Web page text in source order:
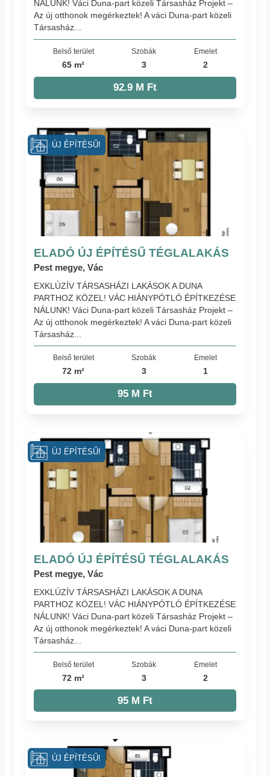
NÁLUNK! Váci Duna-part közeli Társasház Projekt –
Az új otthonok megérkeztek! A váci Duna-part közeli
Társasház...
Belső terület
65 m²
Szobák
3
Emelet
2
92.9 M Ft
ELADÓ ÚJ ÉPÍTÉSŰ TÉGLALAKÁS
Pest megye, Vác
EXKLÚZÍV TÁRSASHÁZI LAKÁSOK A DUNA
PARTHOZ KÖZEL! VÁC HIÁNYPÓTLÓ ÉPÍTKEZÉSE
NÁLUNK! Váci Duna-part közeli Társasház Projekt –
Az új otthonok megérkeztek! A váci Duna-part közeli
Társasház...
Belső terület
72 m²
Szobák
3
Emelet
1
95 M Ft
ÚJ ÉPÍTÉSŰ!
ELADÓ ÚJ ÉPÍTÉSŰ TÉGLALAKÁS
Pest megye, Vác
EXKLÚZÍV TÁRSASHÁZI LAKÁSOK A DUNA
PARTHOZ KÖZEL! VÁC HIÁNYPÓTLÓ ÉPÍTKEZÉSE
NÁLUNK! Váci Duna-part közeli Társasház Projekt –
Az új otthonok megérkeztek! A váci Duna-part közeli
Társasház...
Belső terület
72 m²
Szobák
3
Emelet
2
95 M Ft
ÚJ ÉPÍTÉSŰ!
ÚJ ÉPÍTÉSŰ!